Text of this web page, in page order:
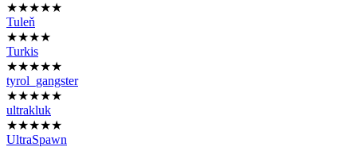
★★★★★
Tuleň
★★★★
Turkis
★★★★★
tyrol_gangster
★★★★★
ultrakluk
★★★★★
UltraSpawn